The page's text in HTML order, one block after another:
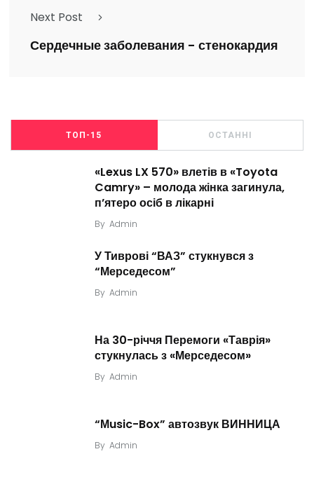
Next Post
Сердечные заболевания - стенокардия
ТОП-15 ОСТАННІ
«Lexus LX 570» влетів в «Toyota
Camry» – молода жінка загинула,
п’ятеро осіб в лікарні
By Admin
У Тиврові “ВАЗ” стукнувся з
“Мерседесом”
By Admin
На 30-річчя Перемоги «Таврія»
стукнулась з «Мерседесом»
By Admin
“Мusic-Box” автозвук ВИННИЦА
By Admin